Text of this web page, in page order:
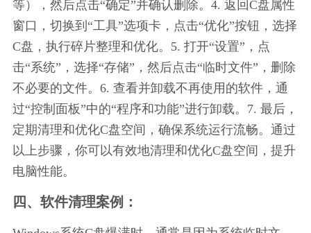
等），然后点击“确定”并确认删除。4. 返回C盘属性
窗口，切换到“工具”选项卡，点击“优化”按钮，选择
C盘，执行碎片整理和优化。5. 打开“设置”，点
击“系统”，选择“存储”，然后点击“临时文件”，删除
不必要的文件。6. 查看并卸载不再使用的软件，通
过“控制面板”中的“程序和功能”进行卸载。7. 最后，
定期清理和优化C盘空间，确保系统运行流畅。通过
以上步骤，你可以有效地清理和优化C盘空间，提升
电脑性能。
四、软件清理案例：